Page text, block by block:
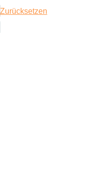
Zurücksetzen